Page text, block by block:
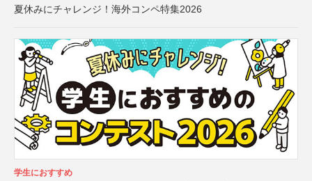
夏休みにチャレンジ！海外コンペ特集2026
学生におすすめ